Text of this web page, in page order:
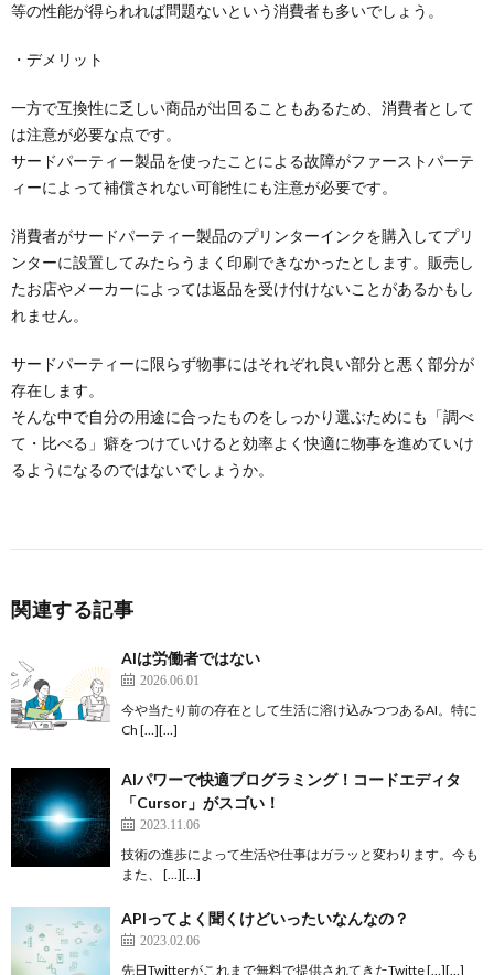
等の性能が得られれば問題ないという消費者も多いでしょう。
・デメリット
一方で互換性に乏しい商品が出回ることもあるため、消費者として
は注意が必要な点です。
サードパーティー製品を使ったことによる故障がファーストパーテ
ィーによって補償されない可能性にも注意が必要です。
消費者がサードパーティー製品のプリンターインクを購入してプリ
ンターに設置してみたらうまく印刷できなかったとします。販売し
たお店やメーカーによっては返品を受け付けないことがあるかもし
れません。
サードパーティーに限らず物事にはそれぞれ良い部分と悪く部分が
存在します。
そんな中で自分の用途に合ったものをしっかり選ぶためにも「調べ
て・比べる」癖をつけていけると効率よく快適に物事を進めていけ
るようになるのではないでしょうか。
関連する記事
AIは労働者ではない
2026.06.01
今や当たり前の存在として生活に溶け込みつつあるAI。特に
Ch […][…]
AIパワーで快適プログラミング！コードエディタ
「Cursor」がスゴい！
2023.11.06
技術の進歩によって生活や仕事はガラッと変わります。今も
また、 […][…]
APIってよく聞くけどいったいなんなの？
2023.02.06
先日Twitterがこれまで無料で提供されてきたTwitte […][…]